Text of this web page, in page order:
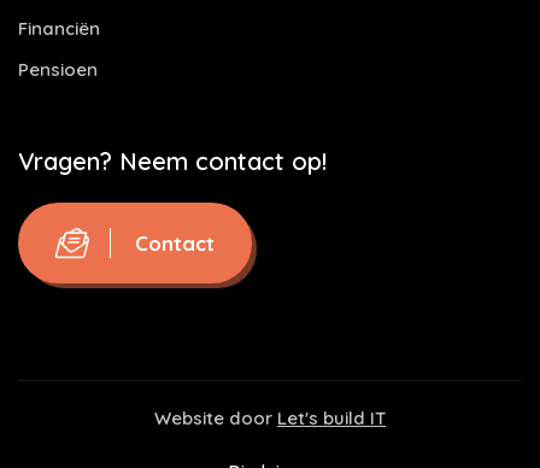
Financiën
Pensioen
Vragen? Neem contact op!
Contact
Website door Let's build IT